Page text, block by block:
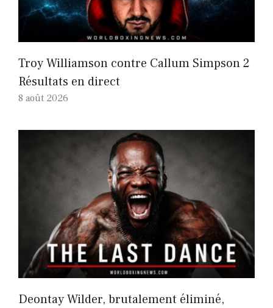
Troy Williamson contre Callum Simpson 2
Résultats en direct
8 août 2026
Deontay Wilder, brutalement éliminé,